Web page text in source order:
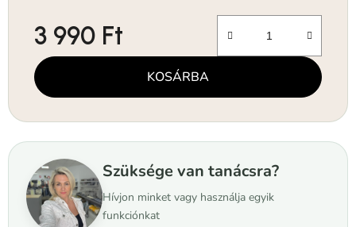
3 990 Ft
Egységár:
KOSÁRBA
Szüksége van tanácsra?
Hívjon minket vagy használja egyik
funkciónkat